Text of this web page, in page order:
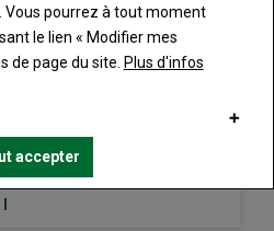
formule et créez votre
à tout Terre de
un compte
Vous pourrez à tout moment
le lien « Modifier mes
de page du site. Plus d'infos
accepter